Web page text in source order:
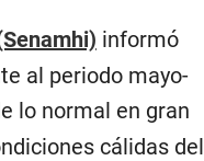
informó
al periodo mayo-
lo normal en gran
cálidas del